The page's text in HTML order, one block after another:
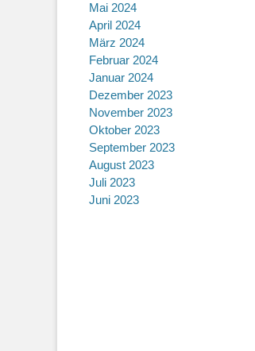
Mai 2024
April 2024
März 2024
Februar 2024
Januar 2024
Dezember 2023
November 2023
Oktober 2023
September 2023
August 2023
Juli 2023
Juni 2023